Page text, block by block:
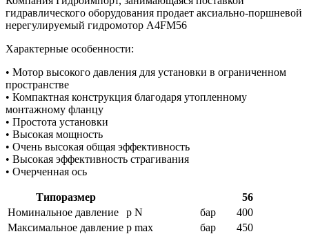
гидравлического оборудования продает аксиально-поршневой
нерегулируемый гидромотор A4FM56
Характерные особенности:
• Мотор высокого давления для установки в ограниченном
пространстве
• Компактная конструкция благодаря утопленному
монтажному фланцу
• Простота установки
• Высокая мощность
• Очень высокая общая эффективность
• Высокая эффективность страгивания
• Очерченная ось
Типоразмер
56
Номинальное давление
p N бар
400
Максимальное давление p max бар
450